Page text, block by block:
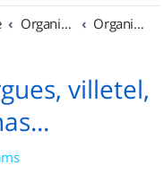
Organisation de sorties & Recherche de partenaires Organisation de sorties en région Languedoc Roussillon
villetel,